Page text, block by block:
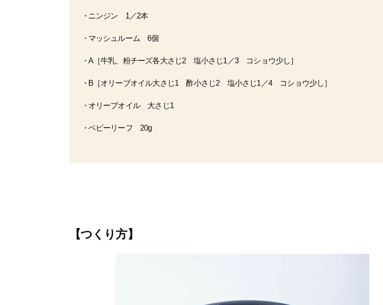
ニンジン 1／2本
マッシュルーム 6個
A［牛乳、粉チーズ各大さじ2 塩小さじ1／3 コショウ少し］
B［オリーブオイル大さじ1 酢小さじ2 塩小さじ1／4 コショウ少し］
オリーブオイル 大さじ1
ベビーリーフ 20g
【つくり方】